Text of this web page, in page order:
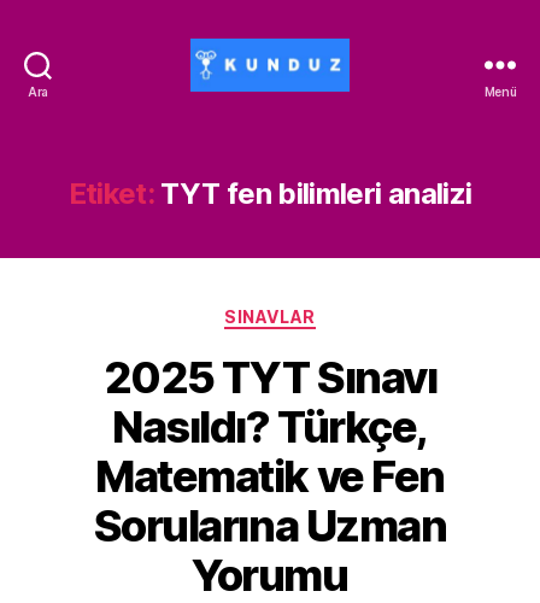
Ara
ALİSAN453T-
Menü
Etiket: TYT fen bilimleri analizi
Kategoriler
SINAVLAR
2025 TYT Sınavı
Nasıldı? Türkçe,
Matematik ve Fen
Sorularına Uzman
Yorumu